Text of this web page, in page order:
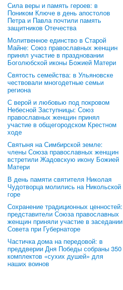
Сила веры и память героев: в
Поником Ключе в день апостолов
Петра и Павла почтили память
защитников Отечества
Молитвенное единство в Старой
Майне: Союз православных женщин
принял участие в праздновании
Боголюбской иконы Божией Матери
Святость семейства: в Ульяновске
чествовали многодетные семьи
региона
С верой и любовью под покровом
Небесной Заступницы: Союз
православных женщин принял
участие в общегородском Крестном
ходе
Святыня на Симбирской земле:
члены Союза православных женщин
встретили Жадовскую икону Божией
Матери
В день памяти святителя Николая
Чудотворца молились на Никольской
горе
Сохранение традиционных ценностей:
представители Союза православных
женщин приняли участие в заседании
Совета при Губернаторе
Частичка дома на передовой: в
преддверии Дня Победы собраны 350
комплектов «сухих душей» для
наших воинов